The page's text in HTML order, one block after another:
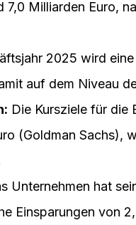
Milliarden Euro,
2025 wird
auf dem Niveau
Die Kursziele für die
(Goldman Sachs),
Unternehmen hat
Einsparungen von